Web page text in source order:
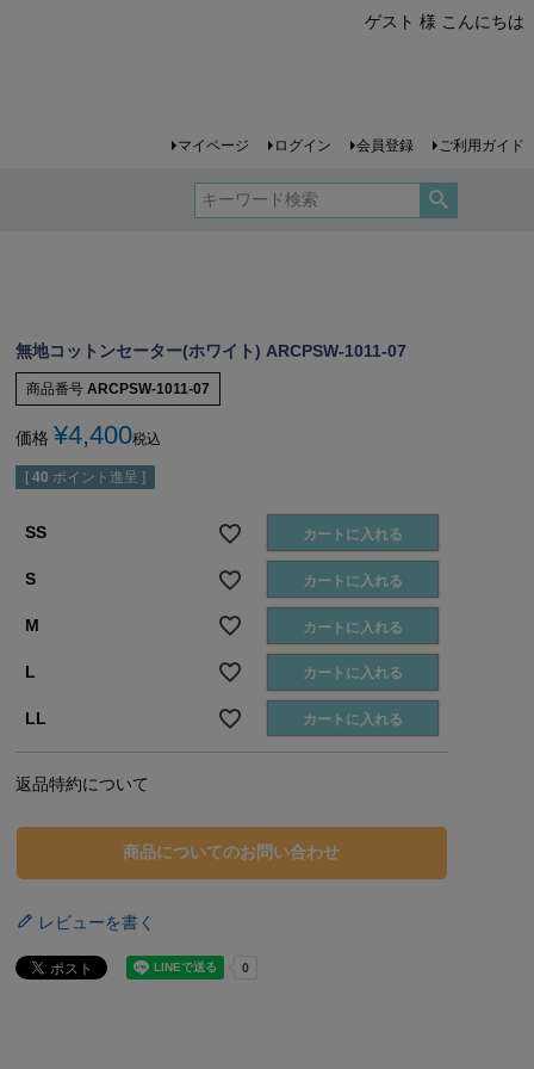
ゲスト 様 こんにちは
マイページ ログイン 会員登録 ご利用ガイド
無地コットンセーター(ホワイト) ARCPSW-1011-07
商品番号 ARCPSW-1011-07
価格 ¥4,400税込
[ 40 ポイント進呈 ]
SS カートに入れる
S カートに入れる
M カートに入れる
L カートに入れる
LL カートに入れる
返品特約について
商品についてのお問い合わせ
レビューを書く